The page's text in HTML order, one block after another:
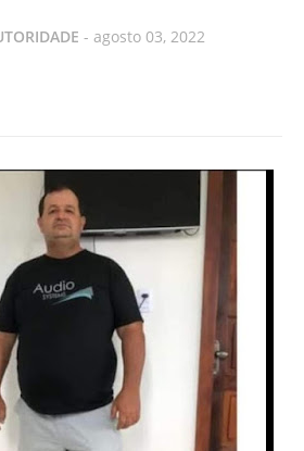
- agosto 03, 2022